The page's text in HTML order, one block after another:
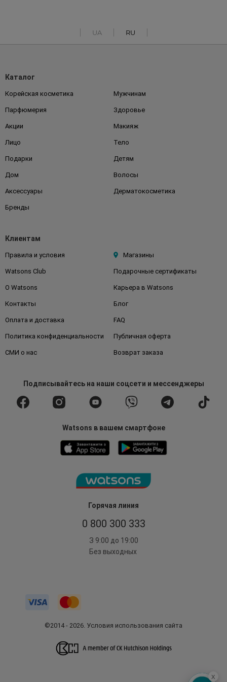
UA RU
Горячая линия
0 800 300 333
З 9:00 до 19:00
Без выходных
Каталог
Корейская косметика Мужчинам
Парфюмерия Здоровье
Акции Макияж
Лицо Тело
Подарки Детям
Дом Волосы
Аксессуары Дерматокосметика
Бренды
Клиентам
Правила и условия Магазины
Watsons Club Подарочные сертификаты
О Watsons Карьера в Watsons
Контакты Блог
Оплата и доставка FAQ
Политика конфиденциальности Публичная оферта
СМИ о нас Возврат заказа
Подписывайтесьна наши соцсети и мессенджеры
Watsons в вашем смартфоне
©2014 - 2026. Условия использования сайта
x